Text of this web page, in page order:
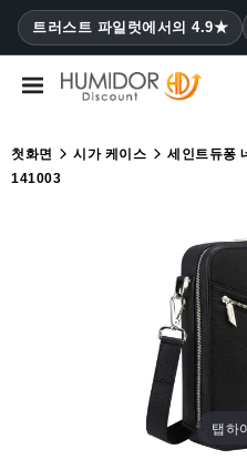
트러스트 파일럿에서의 4.9★
CATEGORY
휴
첫화면 시가 케이스
세인트듀퐁
141003
탭하